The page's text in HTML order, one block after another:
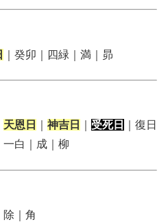
｜癸卯｜四緑｜満｜昴
天恩日 神吉日 受死日
｜復日
一白｜成｜柳
除｜角